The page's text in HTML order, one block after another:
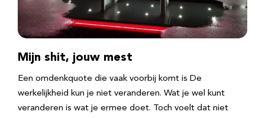
Mijn shit, jouw mest
Een omdenkquote die vaak voorbij komt is De
werkelijkheid kun je niet veranderen. Wat je wel kunt
veranderen is wat je ermee doet. Toch voelt dat niet